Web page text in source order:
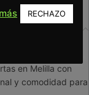
en Melilla con
y comodidad para
RECHAZO